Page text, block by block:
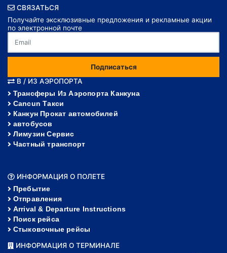
СВЯЗАТЬСЯ
Получайте эксклюзивные предложения и рекламные акции
по электронной почте
Подписаться
В / ИЗ АЭРОПОРТА
Трансферы Из Аэропорта Канкуна
Cancun Такси
Канкун Прокат автомобилей
автобусов
Лимузин Сервис
Частный транспорт
ИНФОРМАЦИЯ О ПОЛЕТЕ
Пребытие
Отправления
Arrival & Departure Instructions
Поиск рейса
Стыковочные рейсы
ИНФОРМАЦИЯ О ТЕРМИНАЛЕ